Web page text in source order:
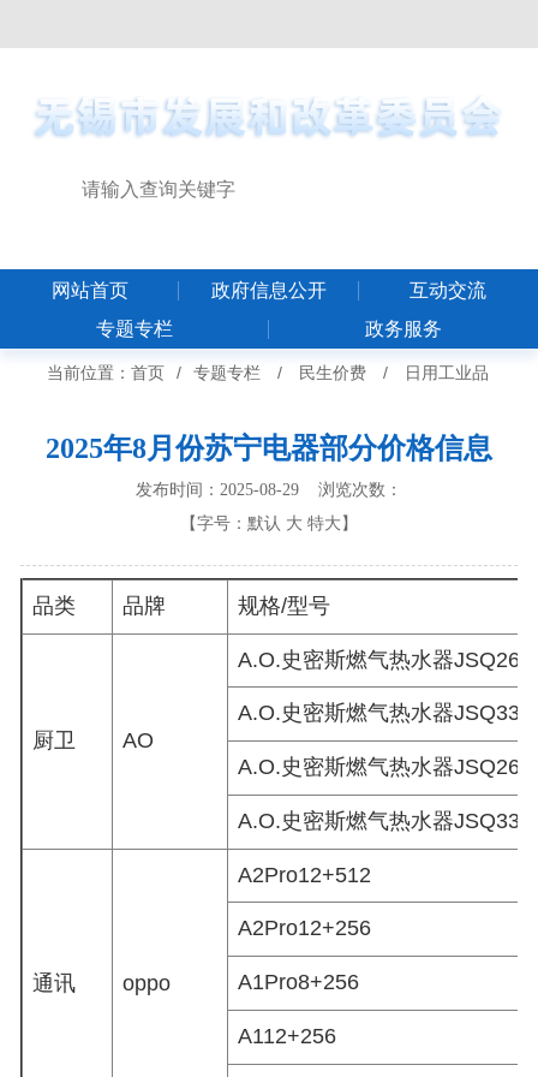
网站首页 政府信息公开
互动交流
专题专栏
政务服务
当前位置： 首页 / 专题专栏 / 民生价费 / 日用工业品
2025年8月份苏宁电器部分价格信息
发布时间：2025-08-29 浏览次数：
【字号： 默认 大 特大 】
品类 品牌 规格/型号
厨卫 AO
A.O.史密斯燃气热水器JSQ26-
A.O.史密斯燃气热水器JSQ33-
A.O.史密斯燃气热水器JSQ26-
A.O.史密斯燃气热水器JSQ33-
通讯 oppo
A2Pro12+512
A2Pro12+256
A1Pro8+256
A112+256